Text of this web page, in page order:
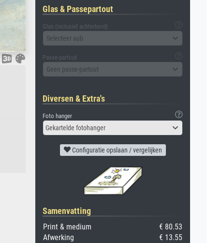
Glas & Passepartout
Glas (inclusief achterbord)
Selecteer aub
Passe-partout
Geen passe-partout
Diversen & Extra's
Foto hanger
Gekartelde fotohanger
Configuratie opslaan / vergelijken
Samenvatting
Print & medium
€ 80.53
Afwerking
€ 13.55